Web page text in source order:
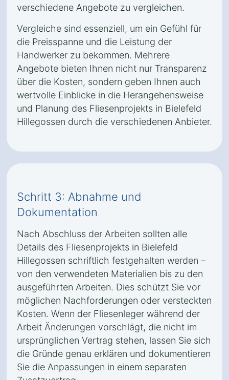
verschiedene Angebote zu vergleichen.
Vergleiche sind essenziell, um ein Gefühl für
die Preisspanne und die Leistung der
Handwerker zu bekommen. Mehrere
Angebote bieten Ihnen nicht nur Transparenz
über die Kosten, sondern geben Ihnen auch
wertvolle Einblicke in die Herangehensweise
und Planung des Fliesenprojekts in Bielefeld
Hillegossen durch die verschiedenen Anbieter.
Schritt 3: Abnahme und
Dokumentation
Nach Abschluss der Arbeiten sollten alle
Details des Fliesenprojekts in Bielefeld
Hillegossen schriftlich festgehalten werden –
von den verwendeten Materialien bis zu den
ausgeführten Arbeiten. Dies schützt Sie vor
möglichen Nachforderungen oder versteckten
Kosten. Wenn der Fliesenleger während der
Arbeit Änderungen vorschlägt, die nicht im
ursprünglichen Vertrag stehen, lassen Sie sich
die Gründe genau erklären und dokumentieren
Sie die Anpassungen in einem separaten